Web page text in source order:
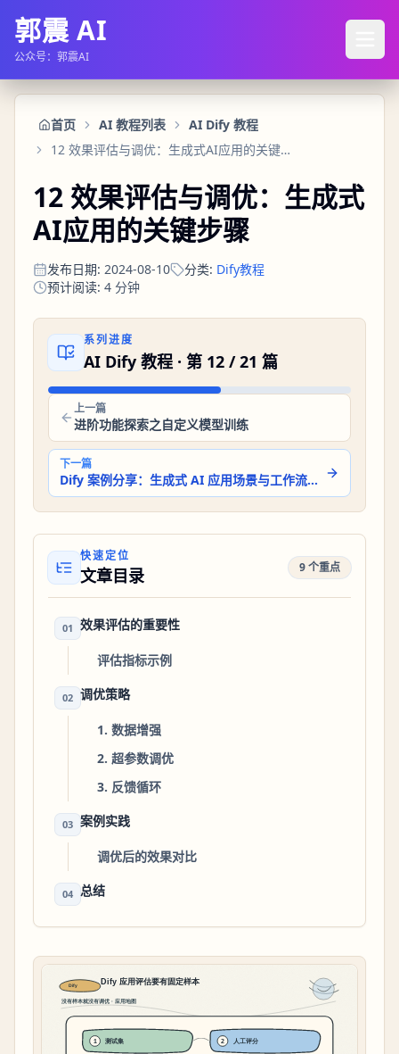
郭震 AI
公众号：郭震AI
首页 AI 教程列表
AI Dify 教程
12 效果评估与调优：生成式AI应用的关键步骤
12 效果评估与调优：生成式
AI应用的关键步骤
发布日期: 2024-08-10 分类: Dify教程
预计阅读: 4 分钟
系列进度
AI Dify 教程 · 第 12 /21 篇
上一篇
进阶功能探索之自定义模型训练
下一篇
Dify 案例分享：生成式 AI 应用场景与工作流示例
快速定位
文章目录 9 个重点
01 效果评估的重要性
评估指标示例
02 调优策略
1. 数据增强
2. 超参数调优
3. 反馈循环
03 案例实践
调优后的效果对比
04 总结